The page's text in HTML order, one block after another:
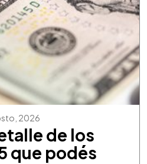
2026
de los
que podés